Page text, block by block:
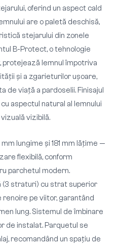
oferind un aspect cald
are o paletă deschisă,
stejarului din zonele
B-Protect, o tehnologie
protejează lemnul împotriva
și a zgarieturilor ușoare,
de viață a pardoselii. Finisajul
aspectul natural al lemnului
vizibilă.
lungime și 181 mm lățime —
flexibilă, conform
parchetul modern.
straturi) cu strat superior
pe viitor, garantând
lung. Sistemul de îmbinare
de instalat. Parquetul se
recomandând un spațiu de